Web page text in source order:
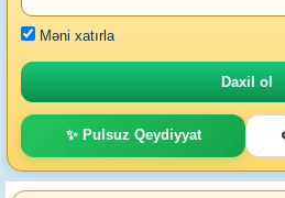
Məni xatırla
✨ Pulsuz Qeydiyyat